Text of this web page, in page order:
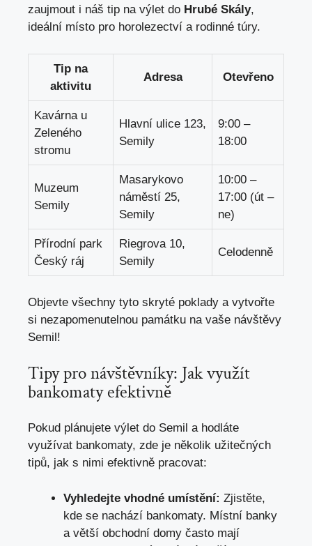
zaujmout i náš tip na výlet do Hrubé Skály,
ideální místo pro horolezectví a rodinné túry.
Tip na
aktivitu
Adresa Otevřeno
Kavárna u
Zeleného
stromu
Hlavní ulice 123,
Semily
9:00 –
18:00
Muzeum
Semily
Masarykovo
náměstí 25,
Semily
10:00 –
17:00 (út –
ne)
Přírodní park
Český ráj
Riegrova 10,
Semily
Celodenně
Objevte všechny tyto skryté poklady a vytvořte
si nezapomenutelnou památku na vaše návštěvy
Semil!
Tipy pro návštěvníky: Jak využít
bankomaty efektivně
Pokud plánujete výlet do Semil a hodláte
využívat bankomaty, zde je několik užitečných
tipů, jak s nimi efektivně pracovat:
Vyhledejte vhodné umístění: Zjistěte,
kde se nachází bankomaty. Místní banky
a větší obchodní domy často mají